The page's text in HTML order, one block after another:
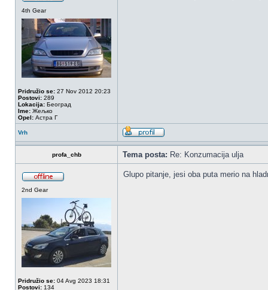
4th Gear
Pridružio se: 27 Nov 2012 20:23
Postovi: 289
Lokacija: Београд
Ime: Жељко
Opel: Астра Г
Vrh
profa_chb Tema posta: Re: Konzumacija ulja
2nd Gear
Pridružio se: 04 Avg 2023 18:31
Postovi: 134
Glupo pitanje, jesi oba puta merio na